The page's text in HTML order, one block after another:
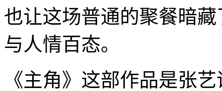
也让这场普通的聚餐暗
与人情百态。
《主角》这部作品是张